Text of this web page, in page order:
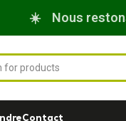
☀️ Nous
Contact